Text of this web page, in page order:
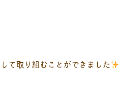
て取り組むことができました